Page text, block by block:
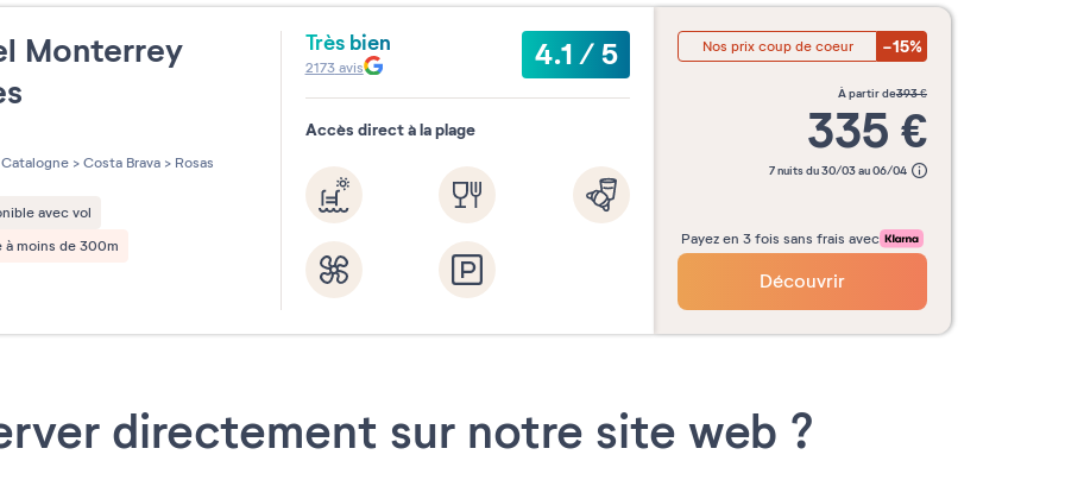
Monterrey
sur 5
Catalogne > Costa Brava > Rosas
avec vol
à moins de 300m
Très bien 4.1/5
2173avis
Accès direct à la plage
Nos prix coup de coeur -15%
à partir de393€
335 €
7 nuits du 30/03 au 06/04
Payez en 3 fois sans frais avec
Découvrir
directement sur notre site web ?